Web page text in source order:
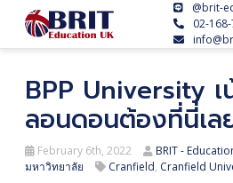
@brit-
02-
BPP University
ลอนดอนต้องที่นี่เล
February 6th, 2022 BRIT -
มหาวิทยาลัย
Cranfield, Cranfield